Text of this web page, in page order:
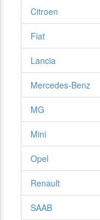
Citroen
Fiat
Lancia
Mercedes-Benz
MG
Mini
Opel
Renault
SAAB